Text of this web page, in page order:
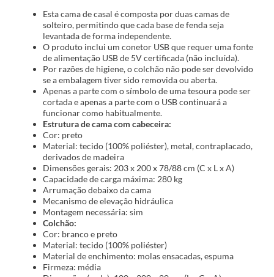
Esta cama de casal é composta por duas camas de
solteiro, permitindo que cada base de fenda seja
levantada de forma independente.
O produto inclui um conetor USB que requer uma fonte
de alimentação USB de 5V certificada (não incluída).
Por razões de higiene, o colchão não pode ser devolvido
se a embalagem tiver sido removida ou aberta.
Apenas a parte com o símbolo de uma tesoura pode ser
cortada e apenas a parte com o USB continuará a
funcionar como habitualmente.
Estrutura de cama com cabeceira:
Cor: preto
Material: tecido (100% poliéster), metal, contraplacado,
derivados de madeira
Dimensões gerais: 203 x 200 x 78/88 cm (C x L x A)
Capacidade de carga máxima: 280 kg
Arrumação debaixo da cama
Mecanismo de elevação hidráulica
Montagem necessária: sim
Colchão:
Cor: branco e preto
Material: tecido (100% poliéster)
Material de enchimento: molas ensacadas, espuma
Firmeza: média